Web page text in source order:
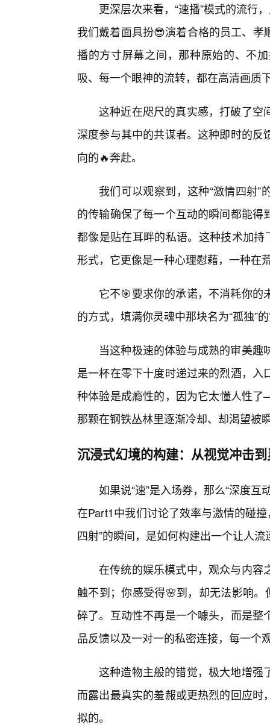
更深层次来看，“速播”模式的流行
我们戴着面具扮😎演着合格的员工、
播的方寸屏幕之间，那种原始的、不
吸、每一个眼神的流转，都在高清画质
这种近在咫尺的真实感，打破了空
深度参与其中的共谋者。这种即时的
向的🔥奔赴。
我们可以观察到，这种“激情四射
的传输确保了每一个互动的瞬间都能
都像是贴在耳畔的私语。这种技术加
形式，它更像是一种心理慰藉，一种在
它不🎯要求你的承诺，不消耗你
的方式，填满你灵魂中那块名为“孤独”
当这种极速的体验与成熟的审美
是一杯在零下十度时递过来的烈酒，
种体验是成瘾性的，因为它太懂人性
那颗在钢铁丛林里逐渐冷却、却渴望被
沉浸式幻境的构建：从视觉冲击
如果说“速”是入场券，那么“深度
在Part1中我们讨论了效率与激情的碰
四射”的瞬间，是如何构建出一个让人
在传统的娱乐模式中，观众与内容
触不到；你感受得🌸到，却无法影响
碎了。互动性不再是一个噱头，而是
品反馈以及一对一的私密连接，每一个
这种造物主般的错觉，极大地增强
而露出最真实的羞赧或更热烈的回应
拟的。